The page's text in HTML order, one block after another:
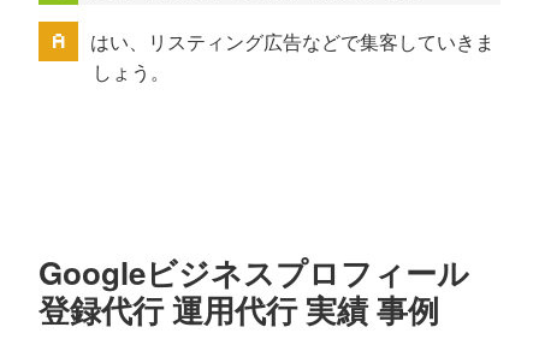
はい、リスティング広告などで集客していきま
しょう。
Googleビジネスプロフィール
登録代行 運用代行 実績 事例